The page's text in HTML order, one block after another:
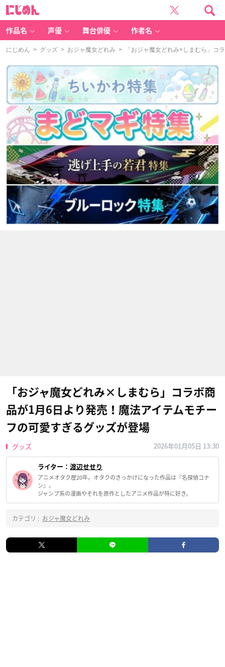
作品名 声優 舞台俳優 作者名
にじめん > グッズ > おジャ魔女どれみ > 「おジャ魔女どれみ×しまむら」コ
「おジャ魔女どれみ×しまむら」コラボ商
品が1月6日より発売！魔法アイテムモチー
フの可愛すぎるグッズが登場
グッズ 2026年01月05日 13:30
ライター： 渡辺せせり
アニメオタク歴20年。オタクのきっかけになった作品は『名探偵コナ
ン』。
ジャンプ系の漫画やそれを原作としたアニメ作品が特に好き。
カテゴリ : おジャ魔女どれみ